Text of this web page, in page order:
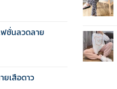
ฟชั่นลวดลาย
ยเสือดาว